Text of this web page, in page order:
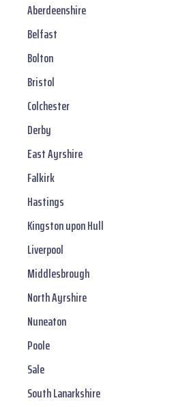
Aberdeenshire
Belfast
Bolton
Bristol
Colchester
Derby
East Ayrshire
Falkirk
Hastings
Kingston upon Hull
Liverpool
Middlesbrough
North Ayrshire
Nuneaton
Poole
Sale
South Lanarkshire